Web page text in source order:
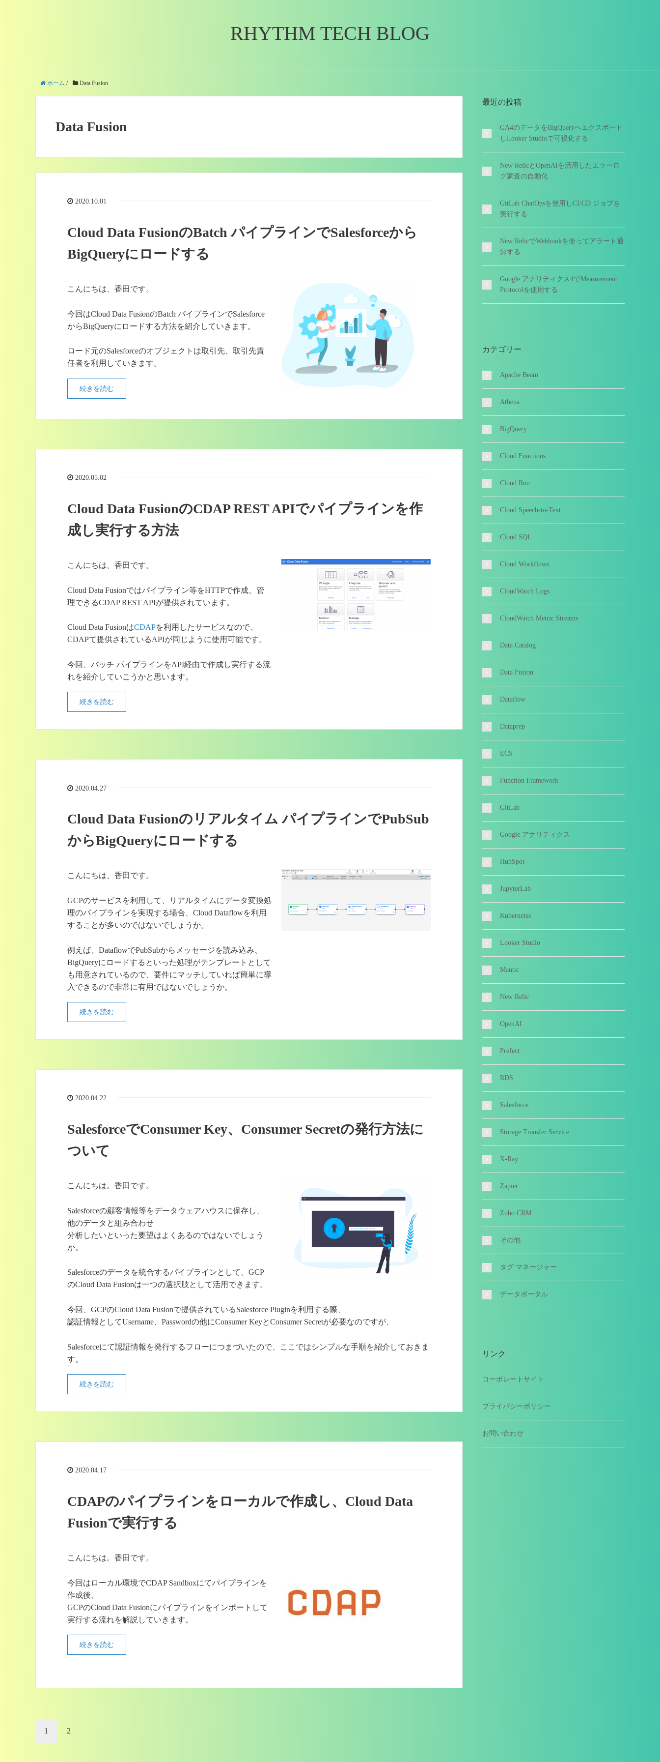
RHYTHM TECH BLOG
ホーム / Data Fusion
Data Fusion
2020.10.01
Cloud Data FusionのBatch パイプラインでSalesforceから
BigQueryにロードする
こんにちは、香田です。
今回はCloud Data FusionのBatch パイプラインでSalesforce
からBigQueryにロードする方法を紹介していきます。
ロード元のSalesforceのオブジェクトは取引先、取引先責
任者を利用していきます。
続きを読む
2020.05.02
Cloud Data FusionのCDAP REST APIでパイプラインを作
成し実行する方法
こんにちは、香田です。
Cloud Data Fusionではパイプライン等をHTTPで作成、管
理できるCDAP REST APIが提供されています。
Cloud Data FusionはCDAPを利用したサービスなので、
CDAPて提供されているAPIが同じように使用可能です。
今回、バッチ パイプラインをAPI経由で作成し実行する流
れを紹介していこうかと思います。
続きを読む
2020.04.27
Cloud Data Fusionのリアルタイム パイプラインでPubSub
からBigQueryにロードする
こんにちは、香田です。
GCPのサービスを利用して、リアルタイムにデータ変換処
理のパイプラインを実現する場合、Cloud Dataflowを利用
することが多いのではないでしょうか。
例えば、DataflowでPubSubからメッセージを読み込み、
BigQueryにロードするといった処理がテンプレートとして
も用意されているので、要件にマッチしていれば簡単に導
入できるので非常に有用ではないでしょうか。
続きを読む
2020.04.22
SalesforceでConsumer Key、Consumer Secretの発行方法に
ついて
こんにちは。香田です。
Salesforceの顧客情報等をデータウェアハウスに保存し、
他のデータと組み合わせ
分析したいといった要望はよくあるのではないでしょう
か。
Salesforceのデータを統合するパイプラインとして、GCP
のCloud Data Fusionは一つの選択肢として活用できます。
今回、GCPのCloud Data Fusionで提供されているSalesforce Pluginを利用する際、
認証情報としてUsername、Passwordの他にConsumer KeyとConsumer Secretが必要なのですが、
Salesforceにて認証情報を発行するフローにつまづいたので、ここではシンプルな手順を紹介しておきま
す。
続きを読む
2020.04.17
CDAPのパイプラインをローカルで作成し、Cloud Data
Fusionで実行する
こんにちは。香田です。
今回はローカル環境でCDAP Sandboxにてパイプラインを
作成後、
GCPのCloud Data Fusionにパイプラインをインポートして
実行する流れを解説していきます。
続きを読む
1 2
最近の投稿
GA4のデータをBigQueryへエクスポート
しLooker Studioで可視化する
New RelicとOpenAIを活用したエラーロ
グ調査の自動化
GitLab ChatOpsを使用しCI/CD ジョブを
実行する
New RelicでWebhookを使ってアラート通
知する
Google アナリティクス4でMeasurement
Protocolを使用する
カテゴリー
Apache Beam
Athena
BigQuery
Cloud Functions
Cloud Run
Cloud Speech-to-Text
Cloud SQL
Cloud Workflows
CloudWatch Logs
CloudWatch Metric Streams
Data Catalog
Data Fusion
Dataflow
Dataprep
ECS
Function Framework
GitLab
Google アナリティクス
HubSpot
JupyterLab
Kubernetes
Looker Studio
Mautic
New Relic
OpenAI
Prefect
RDS
Salesforce
Storage Transfer Service
X-Ray
Zapier
Zoho CRM
その他
タグ マネージャー
データポータル
リンク
コーポレートサイト
プライバシーポリシー
お問い合わせ